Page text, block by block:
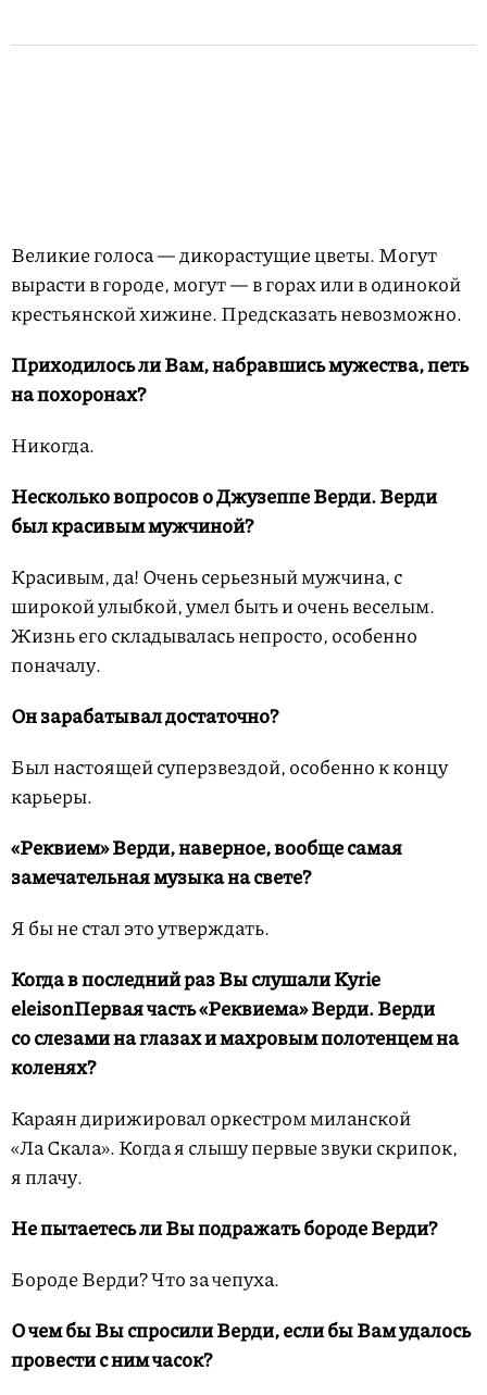
Великие голоса — дикорастущие цветы. Могут
вырасти в городе, могут — в горах или в одинокой
крестьянской хижине. Предсказать невозможно.
Приходилось ли Вам, набравшись мужества, петь
на похоронах?
Никогда.
Несколько вопросов о Джузеппе Верди. Верди
был красивым мужчиной?
Красивым, да! Очень серьезный мужчина, с
широкой улыбкой, умел быть и очень веселым.
Жизнь его складывалась непросто, особенно
поначалу.
Он зарабатывал достаточно?
Был настоящей суперзвездой, особенно к концу
карьеры.
«Реквием» Верди, наверное, вообще самая
замечательная музыка на свете?
Я бы не стал это утверждать.
Когда в последний раз Вы слушалиKyrie
eleisonПервая часть «Реквиема» Верди.Верди
со слезами на глазах и махровым полотенцем на
коленях?
Караян дирижировал оркестром миланской
«Ла Скала». Когда я слышу первые звуки скрипок,
я плачу.
Не пытаетесь ли Вы подражать бороде Верди?
Бороде Верди? Что за чепуха.
О чем бы Вы спросили Верди, если бы Вам удалось
провести с ним часок?